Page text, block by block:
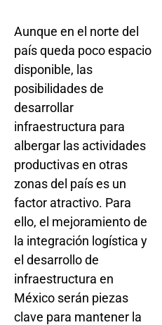
Aunque en el norte del
país queda poco espacio
disponible, las
posibilidades de
desarrollar
infraestructura para
albergar las actividades
productivas en otras
zonas del país es un
factor atractivo. Para
ello, el mejoramiento de
la integración logística y
el desarrollo de
infraestructura en
México serán piezas
clave para mantener la